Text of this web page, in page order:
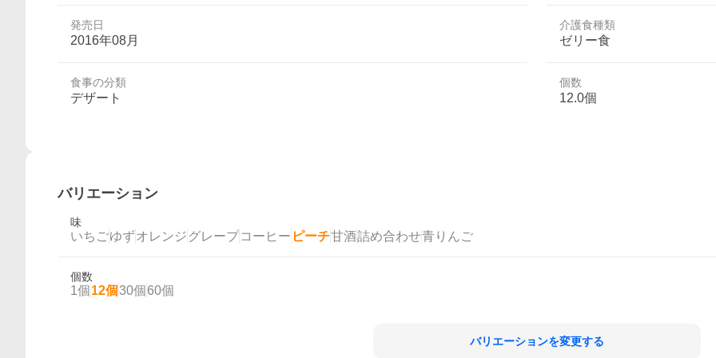
発売日
2016年08月
介護食種類
ゼリー食
食事の分類
デザート
個数
12.0個
バリエーション
味
いちごゆずオレンジ グレープコーヒー ピーチ甘酒詰め合わせ青りんご
個数
1個 12個30個 60個
バリエーションを変更する